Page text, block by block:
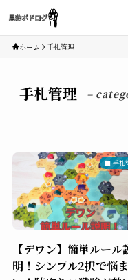
ホーム 手札管理
手札管理 –
手札
【デワン】簡単ルール
明！シンプル2択で悩